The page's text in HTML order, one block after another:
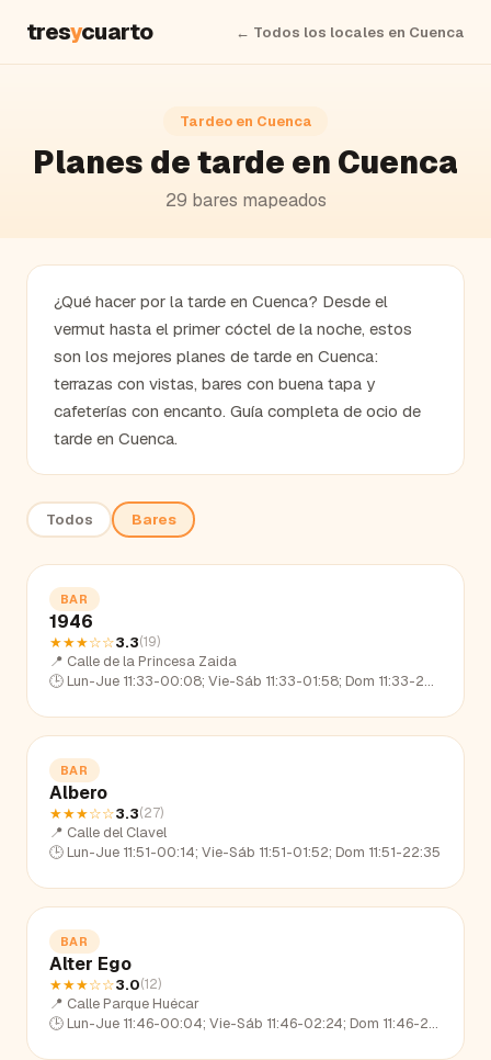
tresycuarto ← Todos los locales en Cuenca
Tardeo en Cuenca
Planes de tarde en Cuenca
29 bares mapeados
¿Qué hacer por la tarde en Cuenca? Desde el
vermut hasta el primer cóctel de la noche, estos
son los mejores planes de tarde en Cuenca:
terrazas con vistas, bares con buena tapa y
cafeterías con encanto. Guía completa de ocio de
tarde en Cuenca.
Todos Bares
BAR
1946
★★★☆☆3.3(19)
📍 Calle de la Princesa Zaida
🕒 Lun-Jue 11:33-00:08; Vie-Sáb 11:33-01:58; Dom 11:33-22:30
BAR
Albero
★★★☆☆3.3(27)
📍 Calle del Clavel
🕒 Lun-Jue 11:51-00:14; Vie-Sáb 11:51-01:52; Dom 11:51-22:35
BAR
Alter Ego
★★★☆☆3.0(12)
📍 Calle Parque Huécar
🕒 Lun-Jue 11:46-00:04; Vie-Sáb 11:46-02:24; Dom 11:46-22:37